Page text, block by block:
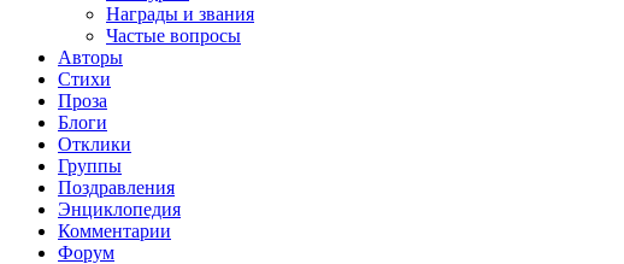
Награды и звания
Частые вопросы
Авторы
Стихи
Проза
Блоги
Отклики
Группы
Поздравления
Энциклопедия
Комментарии
Форум